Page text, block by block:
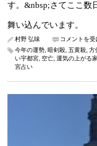
す。&nbsp;さてここ数
舞い込んでいます。
村野 弘味
自
分
は
良
コメントを
今年の運勢, 暗剣殺, 五黄殺, 方
い宇都宮, 空亡, 運気の上がる
宮占い